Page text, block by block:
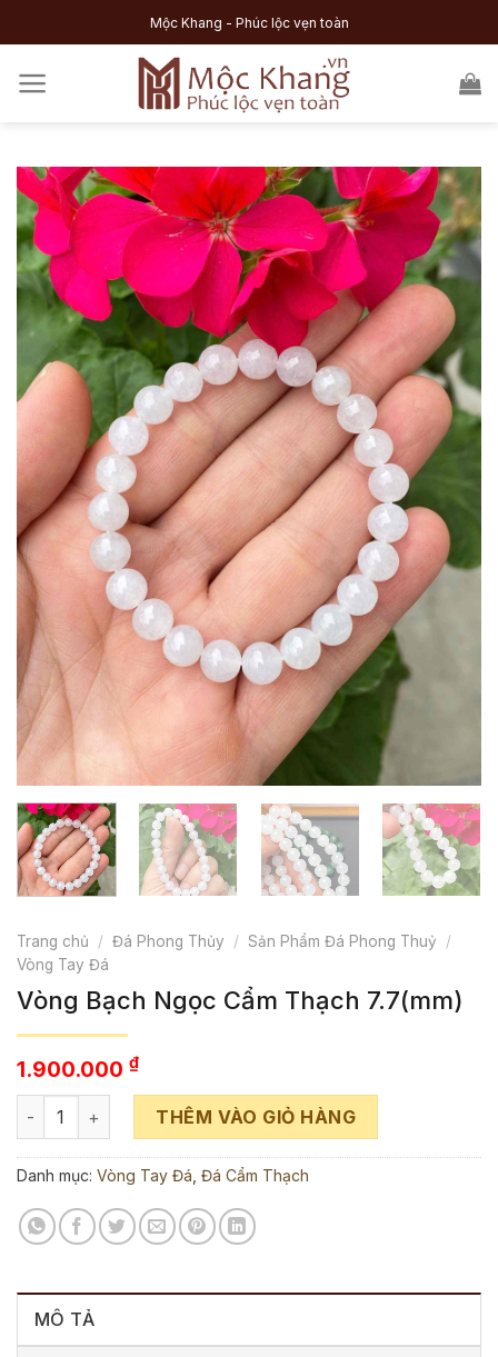
to
Mộc Khang - Phúc lộc vẹn toàn
Trang chủ / Đá Phong Thủy / Sản Phẩm Đá Phong Thuỷ
/
Vòng Tay Đá
Vòng Bạch Ngọc Cẩm Thạch 7.7(mm)
1.900.000 ₫
Vòng Bạch Ngọc Cẩm Thạch 7.7(mm) số lượng
THÊM VÀO GIỎ HÀNG
Danh mục: Vòng Tay Đá Đá Cẩm Thạch
MÔ TẢ